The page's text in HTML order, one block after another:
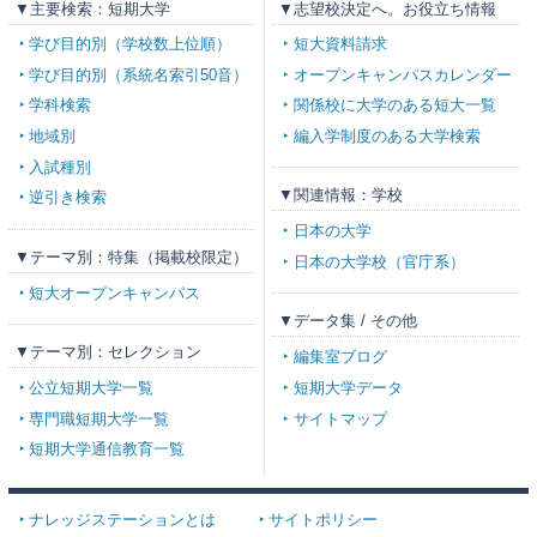
▼主要検索：短期大学
学び目的別（学校数上位順）
学び目的別（系統名索引50音）
学科検索
地域別
入試種別
逆引き検索
▼テーマ別：特集（掲載校限定）
短大オープンキャンパス
▼テーマ別：セレクション
公立短期大学一覧
専門職短期大学一覧
短期大学通信教育一覧
▼志望校決定へ。お役立ち情報
短大資料請求
オープンキャンパスカレンダー
関係校に大学のある短大一覧
編入学制度のある大学検索
▼関連情報：学校
日本の大学
日本の大学校（官庁系）
▼データ集 / その他
編集室ブログ
短期大学データ
サイトマップ
ナレッジステーションとは サイトポリシー